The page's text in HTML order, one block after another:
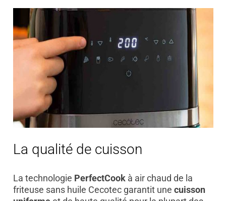
La qualité de cuisson
La technologie PerfectCookà air chaud de la
friteuse sans huile Cecotec garantit une cuisson